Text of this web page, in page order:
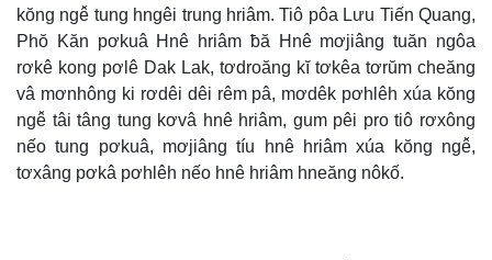
kŏng ngê̆ tung hngêi trung hriâm. Tiô pôa Lưu Tiến Quang,
Phŏ Kăn pơkuâ Hnê hriâm ƀă Hnê mơjiâng tuăn ngôa
rơkê kong pơlê Dak Lak, tơdroăng kĭ tơkêa tơrŭm cheăng
vâ mơnhông ki rơdêi dêi rêm pâ, mơdêk pơhlêh xúa kŏng
ngê̆ tâi tâng tung kơvâ hnê hriâm, gum pêi pro tiô rơxông
nếo tung pơkuâ, mơjiâng tíu hnê hriâm xúa kŏng ngê̆,
tơxâng pơkâ pơhlêh nếo hnê hriâm hneăng nôkố.